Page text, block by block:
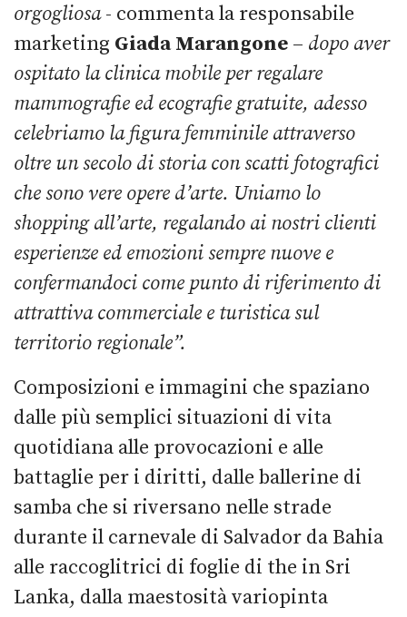
orgogliosa- commenta la responsabile
marketing Giada Marangone – dopo aver
ospitato la clinica mobile per regalare
mammografie ed ecografie gratuite, adesso
celebriamo la figura femminile attraverso
oltre un secolo di storia con scatti fotografici
che sono vere opere d’arte. Uniamo lo
shopping all’arte, regalando ai nostri clienti
esperienze ed emozioni sempre nuove e
confermandoci come punto di riferimento di
attrattiva commerciale e turistica sul
territorio regionale”.
Composizioni e immagini che spaziano
dalle più semplici situazioni di vita
quotidiana alle provocazioni e alle
battaglie per i diritti, dalle ballerine di
samba che si riversano nelle strade
durante il carnevale di Salvador da Bahia
alle raccoglitrici di foglie di the in Sri
Lanka, dalla maestosità variopinta